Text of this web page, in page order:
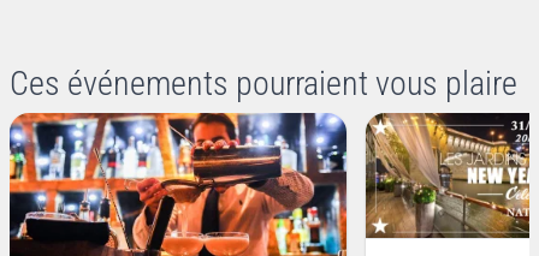
Ces événements pourraient vous plaire